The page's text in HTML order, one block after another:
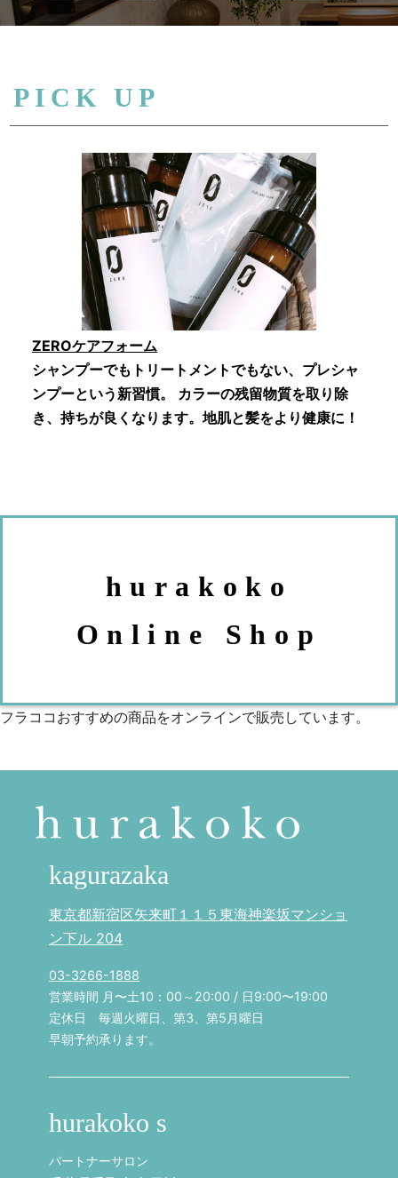
PICK UP
ZEROケアフォーム
シャンプーでもトリートメントでもない、プレシャ
ンプーという新習慣。 カラーの残留物質を取り除
き、持ちが良くなります。地肌と髪をより健康に！
hurakoko
Online Shop
フラココおすすめの商品をオンラインで販売しています。
kagurazaka
東京都新宿区矢来町１１５東海神楽坂マンショ
ン下ル 204
03-3266-1888
営業時間 月〜土10：00～20:00 / 日9:00〜19:00
定休日 毎週火曜日、第3、第5月曜日
早朝予約承ります。
hurakoko s
パートナーサロン